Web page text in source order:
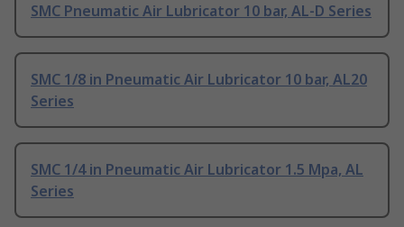
SMC Pneumatic Air Lubricator 10 bar, AL-D Series
SMC 1/8 in Pneumatic Air Lubricator 10 bar, AL20
Series
SMC 1/4 in Pneumatic Air Lubricator 1.5 Mpa, AL
Series